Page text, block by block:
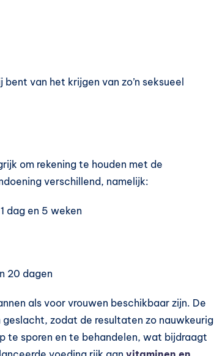
van het krijgen van zo’n seksueel
om rekening te houden met de
verschillend, namelijk:
dag en 5 weken
20 dagen
als voor vrouwen beschikbaar zijn. De
zodat de resultaten zo nauwkeurig
te sporen en te behandelen, wat bijdraagt